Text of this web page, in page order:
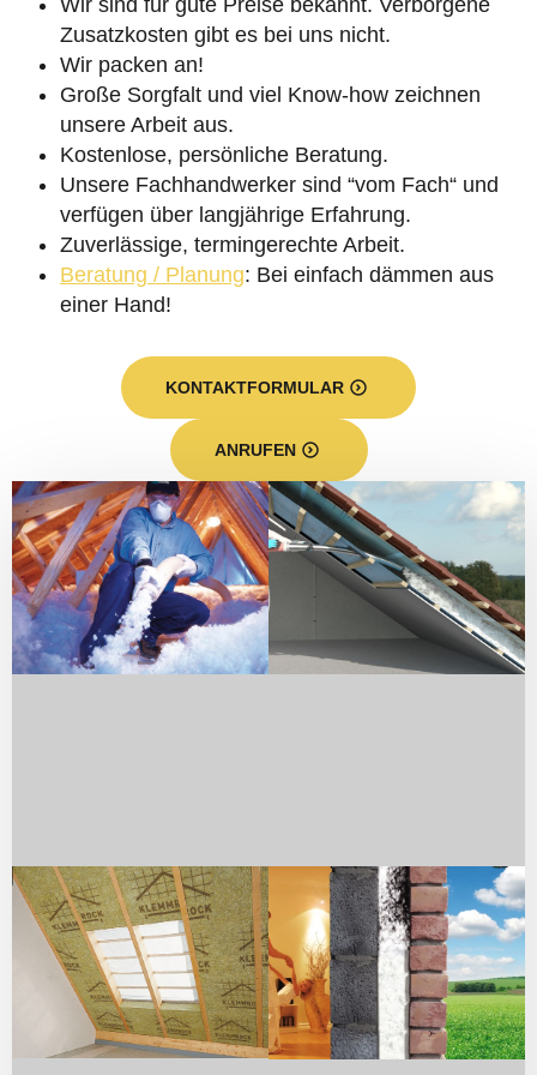
Wir sind für gute Preise bekannt. Verborgene
Zusatzkosten gibt es bei uns nicht.
Wir packen an!
Große Sorgfalt und viel Know-how zeichnen
unsere Arbeit aus.
Kostenlose, persönliche Beratung.
Unsere Fachhandwerker sind “vom Fach“ und
verfügen über langjährige Erfahrung.
Zuverlässige, termingerechte Arbeit.
Beratung / Planung: Bei einfach dämmen aus
einer Hand!
KONTAKTFORMULAR
ANRUFEN